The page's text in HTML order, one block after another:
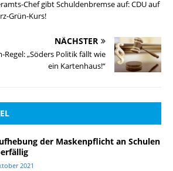
Chef gibt Schuldenbremse auf: CDU auf
Grün-Kurs!
NÄCHSTER
„Söders Politik fällt wie
ein Kartenhaus!“
der Maskenpflicht an Schulen
2021